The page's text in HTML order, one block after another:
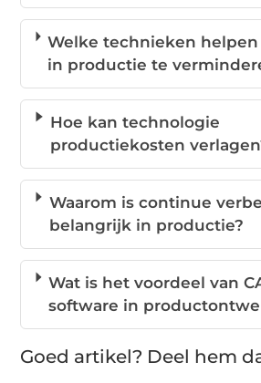
Welke technieken
in productie te
Hoe kan technologie
productiekosten
Waarom is continue
belangrijk in productie?
Wat is het voordeel van
software in
Goed artikel? Deel hem